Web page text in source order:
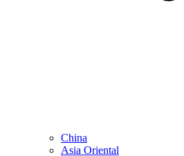
China
Asia Oriental